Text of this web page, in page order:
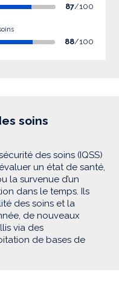
87/100
88/100
soins
des soins (IQSS)
un état de santé,
la survenue d’un
dans le temps. Ils
des soins et la
de nouveaux
via des
de bases de